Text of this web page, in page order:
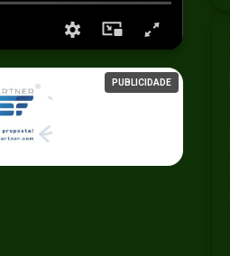
PUBLICIDADE